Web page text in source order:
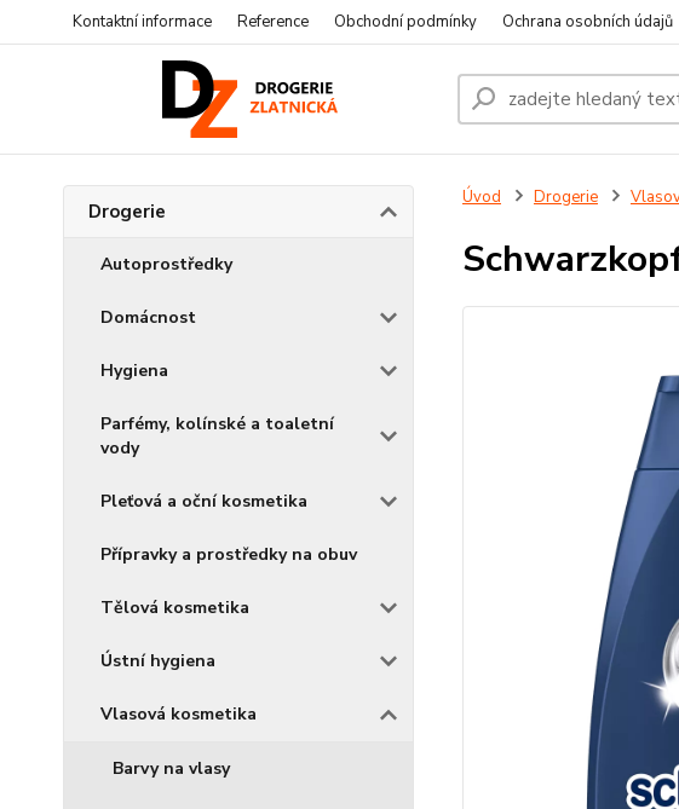
Kontaktní informace Reference Obchodní podmínky Ochrana osobních údajů
Drogerie
Autoprostředky
Domácnost
Hygiena
Parfémy, kolínské a toaletní
vody
Pleťová a oční kosmetika
Přípravky a prostředky na obuv
Tělová kosmetika
Ústní hygiena
Vlasová kosmetika
Barvy na vlasy
Úvod Drogerie